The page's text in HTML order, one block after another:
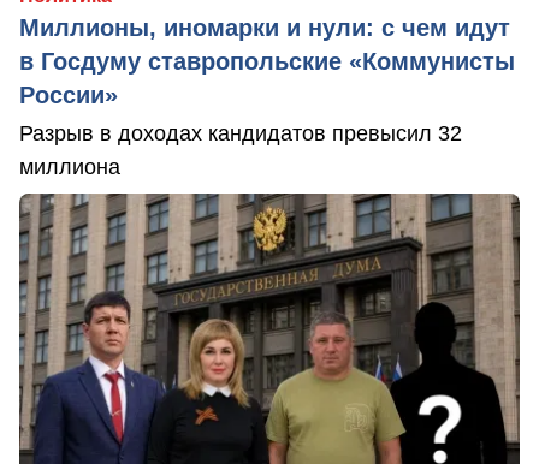
Миллионы, иномарки и нули: с чем идут
в Госдуму ставропольские «Коммунисты
России»
Разрыв в доходах кандидатов превысил 32
миллиона